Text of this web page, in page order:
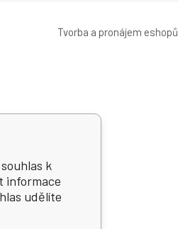
Tvorba a pronájem eshopů
k
informace
udělíte